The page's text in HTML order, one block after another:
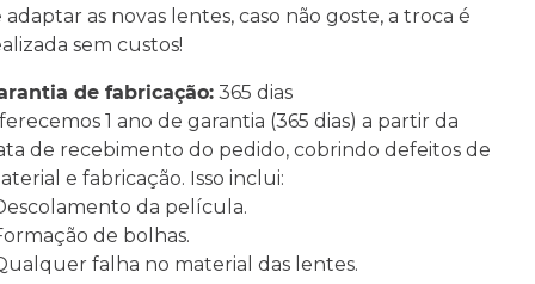
adaptar as novas lentes, caso não goste, a troca é
sem custos!
de fabricação:365 dias
1 ano de garantia (365 dias) a partir da
de recebimento do pedido, cobrindo defeitos de
e fabricação. Isso inclui:
da película.
de bolhas.
falha no material das lentes.